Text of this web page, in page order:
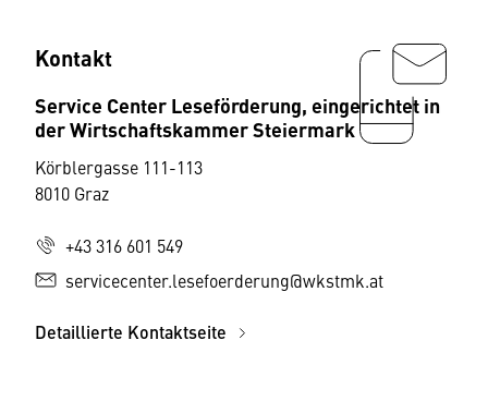
Kontakt
Service Center Leseförderung, eingerichtet in
der Wirtschaftskammer Steiermark
Körblergasse 111-113
8010 Graz
+43 316 601 549
servicecenter.lesefoerderung@wkstmk.at
Detaillierte Kontaktseite